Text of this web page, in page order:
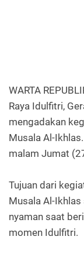
WARTA
Raya Idulfitri,
mengadakan
Musala Al-
malam Jumat
Tujuan dari
Musala Al-
nyaman saat
momen Idulfitri.